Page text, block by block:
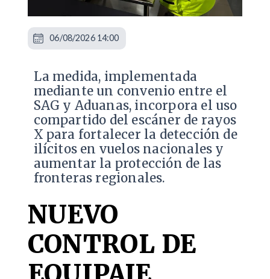
La medida, implementada
mediante un convenio entre el
SAG y Aduanas, incorpora el uso
compartido del escáner de rayos
X para fortalecer la detección de
ilícitos en vuelos nacionales y
aumentar la protección de las
fronteras regionales.
NUEVO
CONTROL DE
06/08/2026 14:00